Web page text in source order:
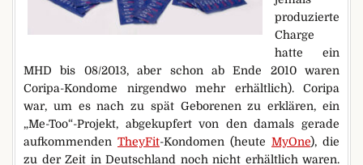
produzierte
Charge
hatte ein
MHD bis 08/2013, aber schon ab Ende 2010 waren
Coripa-Kondome nirgendwo mehr erhältlich). Coripa
war, um es nach zu spät Geborenen zu erklären, ein
„Me-Too“-Projekt, abgekupfert von den damals gerade
aufkommenden TheyFit-Kondomen (heute MyOne), die
zu der Zeit in Deutschland noch nicht erhältlich waren.